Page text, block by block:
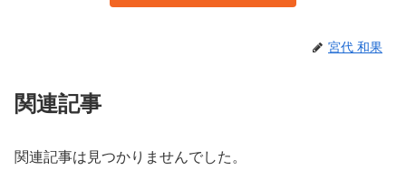
宮代 和果
関連記事
関連記事は見つかりませんでした。